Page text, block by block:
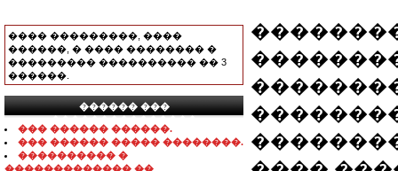
���� ���������, ����
������, � ���� �������� �
��������� ���������� �� 3
������.
������ ���
���������������
��� ������ ������.
��� ������ ����� ��������.
���������� �
������������� ��